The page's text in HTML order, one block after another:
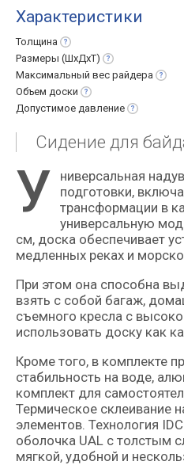
Характеристики
Толщина
Размеры (ШхДхТ)
Максимальный вес райдера
Объем доски
Допустимое давление
Сидение для
У
ниверсальная надувная SUP-доска прогулочного класса ориентирована на пользователей с разным уровнем
подготовки,
трансформации в
универсальную
см, доска обеспечивает
медленных реках и
При этом она способна
взять с собой багаж,
съемного кресла с
использовать доску как
Кроме того, в комплекте
стабильность на воде,
комплект для
Термическое склеивание
элементов. Технология
оболочка UAL с толстым
мягкой, удобной и